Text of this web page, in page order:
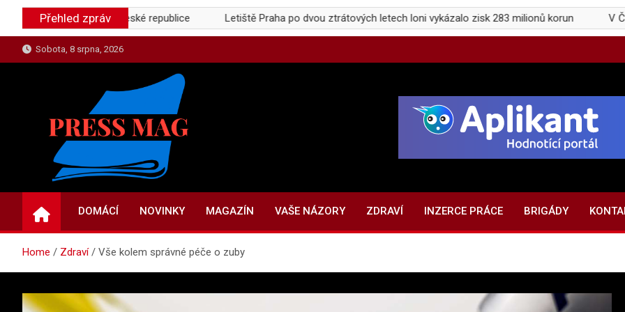
content
Přehled zpráv
receptů v České republice Letiště Praha po dvou ztrátových letech loni vykázalo zisk 283 milionů korun V Česku
Sobota, 8 srpna, 2026
PRESSMAG.CZ
Aktuality | Magazín informací
DOMÁCÍ
NOVINKY MAGAZÍN VAŠE NÁZORY ZDRAVÍ INZERCE PRÁCE BRIGÁDY
Home Zdraví Vše kolem správné péče o zuby